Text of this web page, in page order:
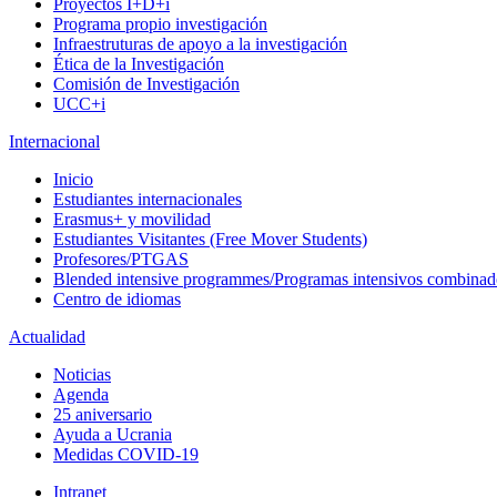
Proyectos I+D+i
Programa propio investigación
Infraestruturas de apoyo a la investigación
Ética de la Investigación
Comisión de Investigación
UCC+i
Internacional
Inicio
Estudiantes internacionales
Erasmus+ y movilidad
Estudiantes Visitantes (Free Mover Students)
Profesores/PTGAS
Blended intensive programmes/Programas intensivos
Centro de idiomas
Actualidad
Noticias
Agenda
25 aniversario
Ayuda a Ucrania
Medidas COVID-19
Intranet